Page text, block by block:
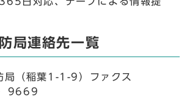
局連絡先一覧
局（稲葉1-1-9）ファクス
9669